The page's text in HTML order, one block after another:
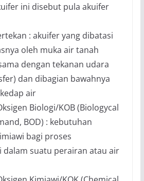
ini disebut pula akuifer
: akuifer yang dibatasi
oleh muka air tanah
dengan tekanan udara
dan dibagian bawahnya
air
Biologi/KOB (Biologycal
BOD) : kebutuhan
bagi proses
dalam suatu perairan atau air